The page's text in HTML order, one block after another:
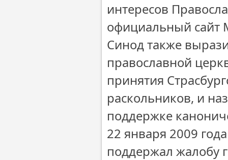
интересов
официальный сайт
Синод также
православной
принятия
раскольников, и
поддержке
22 января 2009
поддержал жалобу